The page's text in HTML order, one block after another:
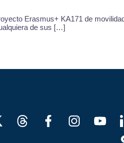
Erasmus+ KA171 de
de sus […]